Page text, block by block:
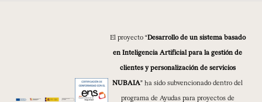
El proyecto “Desarrollo de un sistema basado
en Inteligencia Artificial para la gestión de
clientes y personalización de servicios
NUBAIA” ha sido subvencionado dentro del
programa de Ayudas para proyectos de